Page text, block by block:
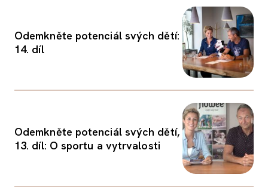
Odemkněte potenciál svých dětí:
14. díl
Odemkněte potenciál svých dětí,
13. díl: O sportu a vytrvalosti